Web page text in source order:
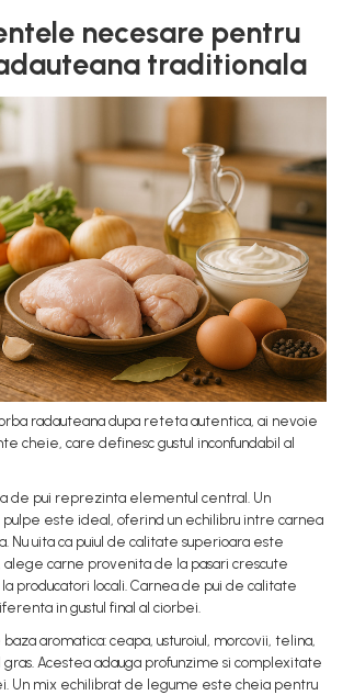
necesare pentru
traditionala
radauteana dupa reteta autentica, ai nevoie
cheie, care definesc gustul inconfundabil al
de pui reprezinta elementul central. Un
este ideal, oferind un echilibru intre carnea
Nu uita ca puiul de calitate superioara este
alege carne provenita de la pasari crescute
producatori locali. Carnea de pui de calitate
in gustul final al ciorbei.
aromatica: ceapa, usturoiul, morcovii, telina,
gras. Acestea adauga profunzime si complexitate
Un mix echilibrat de legume este cheia pentru